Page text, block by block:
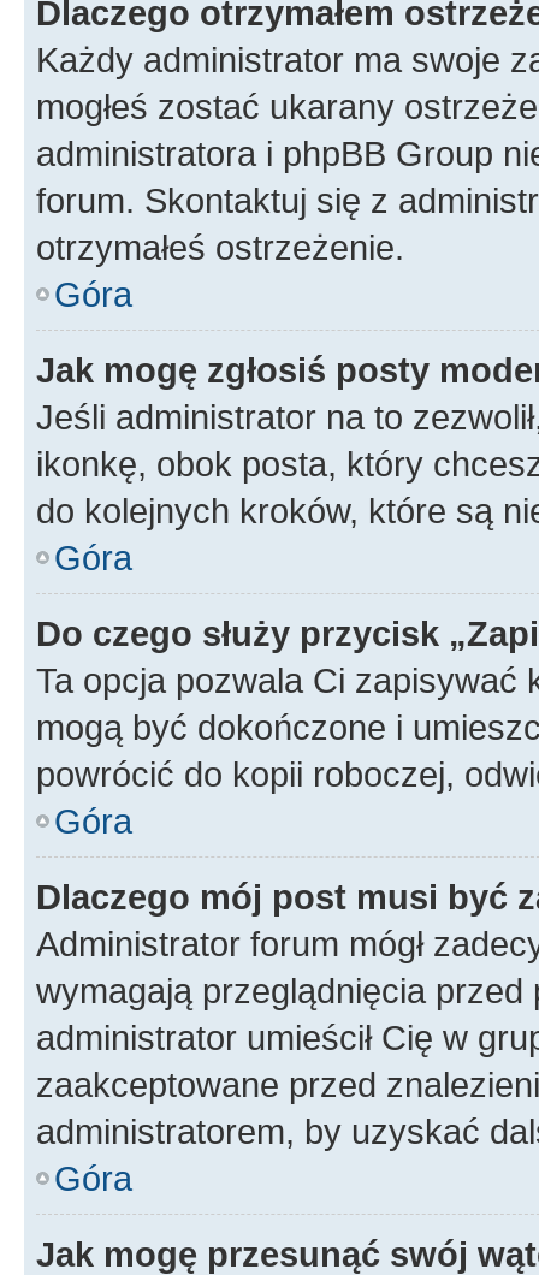
Dlaczego otrzymałem
Każdy administrator ma swoje
mogłeś zostać ukarany
administratora i phpBB Group
forum. Skontaktuj się z
otrzymałeś ostrzeżenie.
Góra
Jak mogę zgłosiś posty
Jeśli administrator na to
ikonkę, obok posta, który
do kolejnych kroków, które są
Góra
Do czego służy przycisk
Ta opcja pozwala Ci zapisywać
mogą być dokończone i
powrócić do kopii roboczej,
Góra
Dlaczego mój post musi być
Administrator forum mógł
wymagają przeglądnięcia
administrator umieścił Cię w
zaakceptowane przed
administratorem, by uzyskać
Góra
Jak mogę przesunąć swój